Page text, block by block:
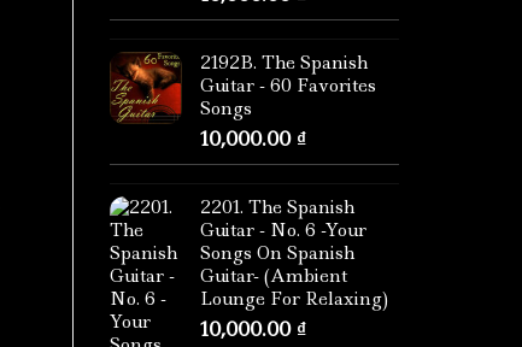
2192B. The Spanish
Guitar - 60 Favorites
Songs
10,000.00 ₫
2201. The Spanish
Guitar - No. 6 -Your
Songs On Spanish
Guitar- (Ambient
Lounge For Relaxing)
10,000.00 ₫